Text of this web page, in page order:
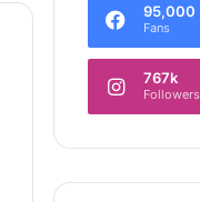
95,000
Fans
767k
Followers